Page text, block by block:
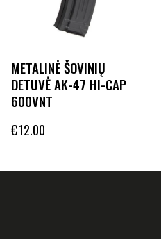
METALINĖ ŠOVINIŲ
DETUVĖ AK-47 HI-CAP
600VNT
€12.00